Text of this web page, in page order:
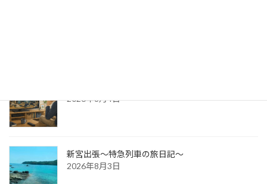
2026年8月4日
新宮出張～特急列車の旅日記～
2026年8月3日